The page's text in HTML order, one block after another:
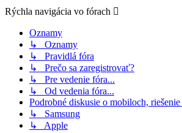
Rýchla navigácia vo fórach
Oznamy
↳ Oznamy
↳ Pravidlá fóra
↳ Prečo sa zaregistrovať?
↳ Pre vedenie fóra...
↳ Od vedenia fóra...
Podrobné diskusie o mobiloch,
↳ Samsung
↳ Apple